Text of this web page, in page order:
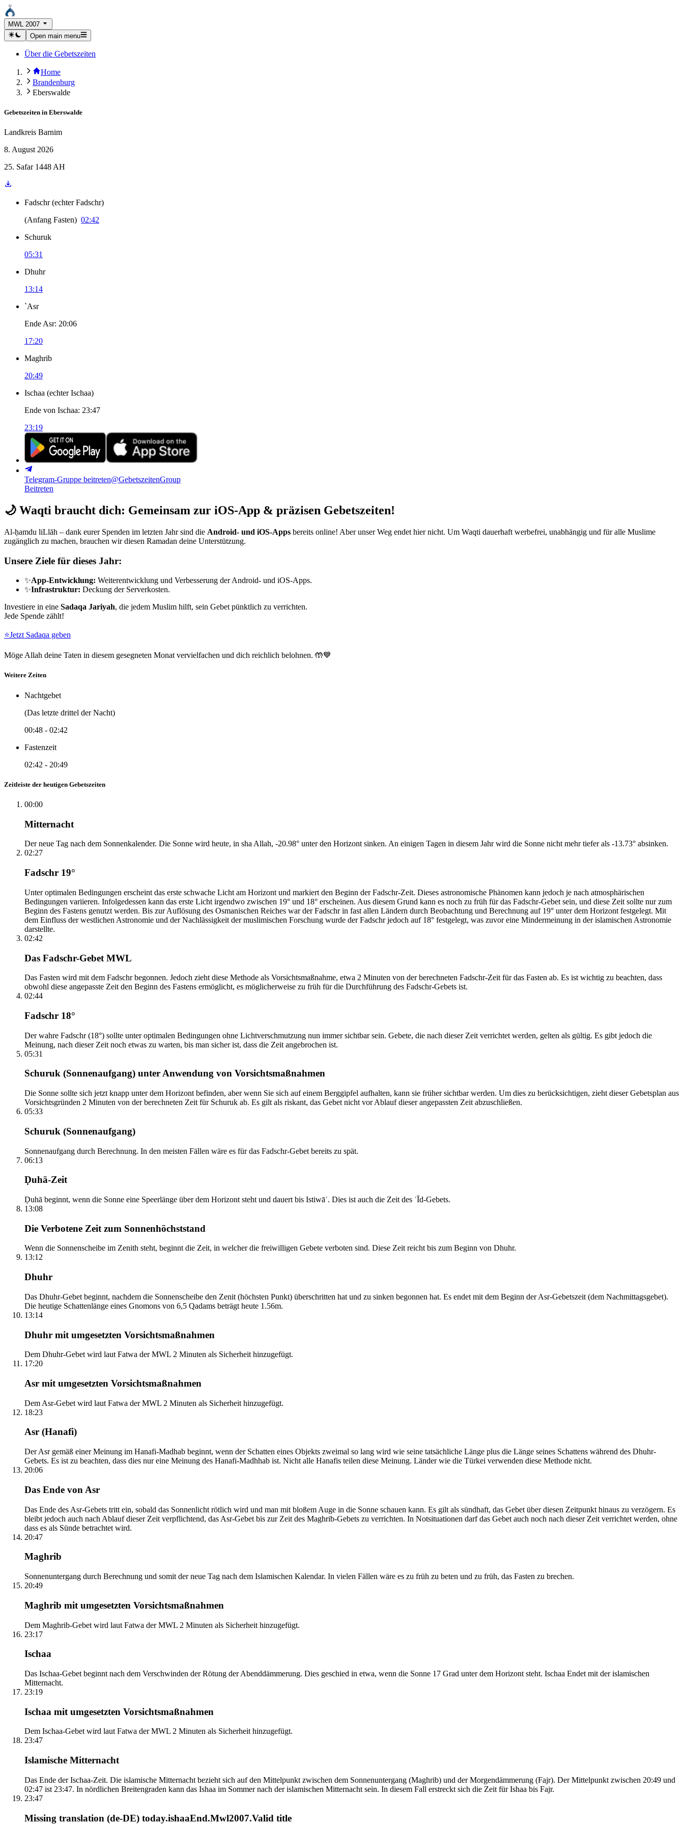
MWL 2007
Open main menu
Über die Gebetszeiten
Home
Brandenburg
Eberswalde
Gebetszeiten in Eberswalde
Landkreis Barnim
8. August 2026
25. Safar 1448 AH
Fadschr (echter Fadschr)
(Anfang Fasten) 02:42
Schuruk
05:31
Dhuhr
13:14
`Asr
Ende Asr: 20:06
17:20
Maghrib
20:49
Ischaa (echter Ischaa)
Ende von Ischaa: 23:47
23:19
Telegram-Gruppe beitreten@GebetszeitenGroup
Beitreten
🌙 Waqti braucht dich: Gemeinsam zur iOS-App & präzisen Gebetszeiten!
Al-ḥamdu liLlāh – dank eurer Spenden im letzten Jahr sind die Android- und iOS-Apps bereits online! Aber unser Weg endet hier nicht. Um Waqti dauerhaft werbefrei, unabhängig und für alle Muslime
zugänglich zu machen, brauchen wir diesen Ramadan deine Unterstützung.
Unsere Ziele für dieses Jahr:
✨App-Entwicklung: Weiterentwicklung und Verbesserung der Android- und iOS-Apps.
✨Infrastruktur: Deckung der Serverkosten.
Investiere in eine Sadaqa Jariyah, die jedem Muslim hilft, sein Gebet pünktlich zu verrichten.
Jede Spende zählt!
⭐Jetzt Sadaqa geben
Möge Allah deine Taten in diesem gesegneten Monat vervielfachen und dich reichlich belohnen. 🤲💙
Weitere Zeiten
Nachtgebet
(Das letzte drittel der Nacht)
00:48 - 02:42
Fastenzeit
02:42 - 20:49
Zeitleiste der heutigen Gebetszeiten
00:00
Mitternacht
Der neue Tag nach dem Sonnenkalender. Die Sonne wird heute, in sha Allah, -20.98° unter den Horizont sinken. An einigen Tagen in diesem Jahr wird die Sonne nicht mehr tiefer als -13.73° absinken.
02:27
Fadschr 19°
Unter optimalen Bedingungen erscheint das erste schwache Licht am Horizont und markiert den Beginn der Fadschr-Zeit. Dieses astronomische Phänomen kann jedoch je nach atmosphärischen
Bedingungen variieren. Infolgedessen kann das erste Licht irgendwo zwischen 19° und 18° erscheinen. Aus diesem Grund kann es noch zu früh für das Fadschr-Gebet sein, und diese Zeit sollte nur zum
Beginn des Fastens genutzt werden. Bis zur Auflösung des Osmanischen Reiches war der Fadschr in fast allen Ländern durch Beobachtung und Berechnung auf 19° unter dem Horizont festgelegt. Mit
dem Einfluss der westlichen Astronomie und der Nachlässigkeit der muslimischen Forschung wurde der Fadschr jedoch auf 18° festgelegt, was zuvor eine Mindermeinung in der islamischen Astronomie
darstellte.
02:42
Das Fadschr-Gebet MWL
Das Fasten wird mit dem Fadschr begonnen. Jedoch zieht diese Methode als Vorsichtsmaßnahme, etwa 2 Minuten von der berechneten Fadschr-Zeit für das Fasten ab. Es ist wichtig zu beachten, dass
obwohl diese angepasste Zeit den Beginn des Fastens ermöglicht, es möglicherweise zu früh für die Durchführung des Fadschr-Gebets ist.
02:44
Fadschr 18°
Der wahre Fadschr (18°) sollte unter optimalen Bedingungen ohne Lichtverschmutzung nun immer sichtbar sein. Gebete, die nach dieser Zeit verrichtet werden, gelten als gültig. Es gibt jedoch die
Meinung, nach dieser Zeit noch etwas zu warten, bis man sicher ist, dass die Zeit angebrochen ist.
05:31
Schuruk (Sonnenaufgang) unter Anwendung von Vorsichtsmaßnahmen
Die Sonne sollte sich jetzt knapp unter dem Horizont befinden, aber wenn Sie sich auf einem Berggipfel aufhalten, kann sie früher sichtbar werden. Um dies zu berücksichtigen, zieht dieser Gebetsplan aus
Vorsichtsgründen 2 Minuten von der berechneten Zeit für Schuruk ab. Es gilt als riskant, das Gebet nicht vor Ablauf dieser angepassten Zeit abzuschließen.
05:33
Schuruk (Sonnenaufgang)
Sonnenaufgang durch Berechnung. In den meisten Fällen wäre es für das Fadschr-Gebet bereits zu spät.
06:13
Ḍuhā-Zeit
Ḍuhā beginnt, wenn die Sonne eine Speerlänge über dem Horizont steht und dauert bis Istiwāʾ. Dies ist auch die Zeit des ʿĪd-Gebets.
13:08
Die Verbotene Zeit zum Sonnenhöchststand
Wenn die Sonnenscheibe im Zenith steht, beginnt die Zeit, in welcher die freiwilligen Gebete verboten sind. Diese Zeit reicht bis zum Beginn von Dhuhr.
13:12
Dhuhr
Das Dhuhr-Gebet beginnt, nachdem die Sonnenscheibe den Zenit (höchsten Punkt) überschritten hat und zu sinken begonnen hat. Es endet mit dem Beginn der Asr-Gebetszeit (dem Nachmittagsgebet).
Die heutige Schattenlänge eines Gnomons von 6,5 Qadams beträgt heute 1.56m.
13:14
Dhuhr mit umgesetzten Vorsichtsmaßnahmen
Dem Dhuhr-Gebet wird laut Fatwa der MWL 2 Minuten als Sicherheit hinzugefügt.
17:20
Asr mit umgesetzten Vorsichtsmaßnahmen
Dem Asr-Gebet wird laut Fatwa der MWL 2 Minuten als Sicherheit hinzugefügt.
18:23
Asr (Hanafi)
Der Asr gemäß einer Meinung im Hanafi-Madhab beginnt, wenn der Schatten eines Objekts zweimal so lang wird wie seine tatsächliche Länge plus die Länge seines Schattens während des Dhuhr-
Gebets. Es ist zu beachten, dass dies nur eine Meinung des Hanafi-Madhhab ist. Nicht alle Hanafis teilen diese Meinung. Länder wie die Türkei verwenden diese Methode nicht.
20:06
Das Ende von Asr
Das Ende des Asr-Gebets tritt ein, sobald das Sonnenlicht rötlich wird und man mit bloßem Auge in die Sonne schauen kann. Es gilt als sündhaft, das Gebet über diesen Zeitpunkt hinaus zu verzögern. Es
bleibt jedoch auch nach Ablauf dieser Zeit verpflichtend, das Asr-Gebet bis zur Zeit des Maghrib-Gebets zu verrichten. In Notsituationen darf das Gebet auch noch nach dieser Zeit verrichtet werden, ohne
dass es als Sünde betrachtet wird.
20:47
Maghrib
Sonnenuntergang durch Berechnung und somit der neue Tag nach dem Islamischen Kalendar. In vielen Fällen wäre es zu früh zu beten und zu früh, das Fasten zu brechen.
20:49
Maghrib mit umgesetzten Vorsichtsmaßnahmen
Dem Maghrib-Gebet wird laut Fatwa der MWL 2 Minuten als Sicherheit hinzugefügt.
23:17
Ischaa
Das Ischaa-Gebet beginnt nach dem Verschwinden der Rötung der Abenddämmerung. Dies geschied in etwa, wenn die Sonne 17 Grad unter dem Horizont steht. Ischaa Endet mit der islamischen
Mitternacht.
23:19
Ischaa mit umgesetzten Vorsichtsmaßnahmen
Dem Ischaa-Gebet wird laut Fatwa der MWL 2 Minuten als Sicherheit hinzugefügt.
23:47
Islamische Mitternacht
Das Ende der Ischaa-Zeit. Die islamische Mitternacht bezieht sich auf den Mittelpunkt zwischen dem Sonnenuntergang (Maghrib) und der Morgendämmerung (Fajr). Der Mittelpunkt zwischen 20:49 und
02:47 ist 23:47. In nördlichen Breitengraden kann das Ishaa im Sommer nach der islamischen Mitternacht sein. In diesem Fall erstreckt sich die Zeit für Ishaa bis Fajr.
23:47
Missing translation (de-DE) today.ishaaEnd.Mwl2007.Valid title